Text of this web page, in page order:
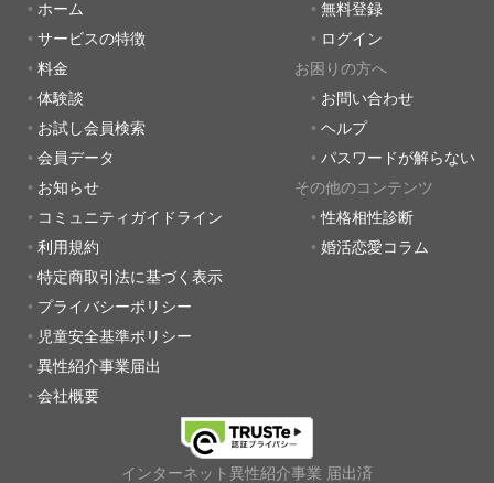
ホーム
サービスの特徴
料金
体験談
お試し会員検索
会員データ
お知らせ
コミュニティガイドライン
利用規約
特定商取引法に基づく表示
プライバシーポリシー
児童安全基準ポリシー
異性紹介事業届出
会社概要
無料登録
ログイン
お困りの方へ
お問い合わせ
ヘルプ
パスワードが解らない
その他のコンテンツ
性格相性診断
婚活恋愛コラム
インターネット異性紹介事業 届出済